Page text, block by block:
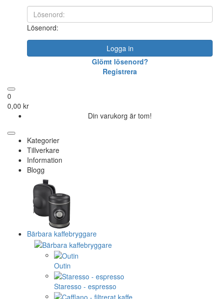
Lösenord:
Logga in
Glömt lösenord?
Registrera
0
0,00 kr
Din varukorg är tom!
Kategorier
Tillverkare
Information
Blogg
Bärbara kaffebryggare
Outin
Staresso - espresso